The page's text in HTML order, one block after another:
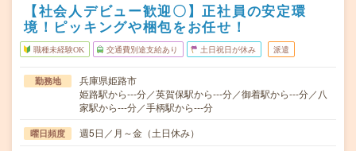
【社会人デビュー歓迎〇】正社員の安定環
境！ピッキングや梱包をお任せ！
職種未経験OK 交通費別途支給あり 土日祝日が休み 派遣
勤務地
兵庫県姫路市
姫路駅から---分／英賀保駅から---分／御着駅から---分／八
家駅から---分／手柄駅から---分
曜日頻度 週5日／月～金（土日休み）